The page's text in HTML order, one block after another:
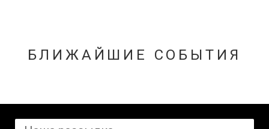
БЛИЖАЙШИЕ СОБЫТИЯ